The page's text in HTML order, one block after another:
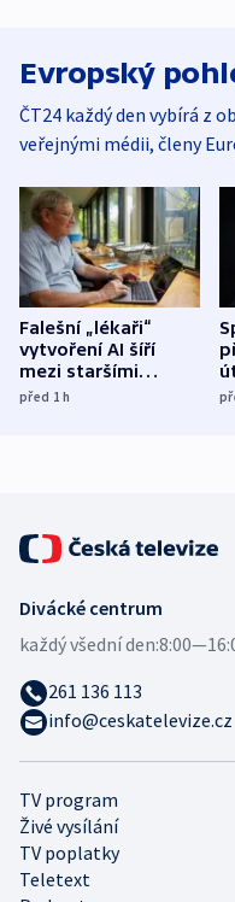
Evropský
ČT24 každý den vybírá z
veřejnými médii, členy
Falešní „lékaři“
vytvoření AI šíří
mezi staršími
Poláky nebezpečné
před 1h
TV program
Živé vysílání
TV poplatky
Teletext
Divácké centrum
každý všední den:
261 136 113
info@ceskatelevize.cz